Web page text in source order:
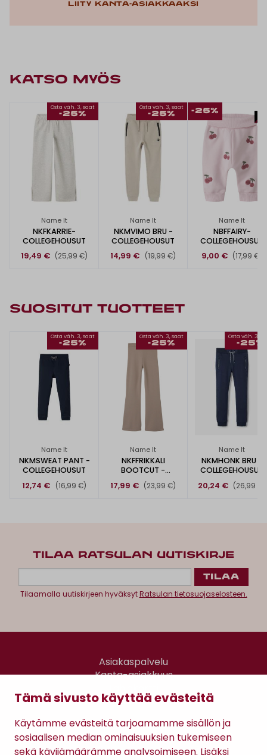
Tämä sivusto käyttää evästeitä
Käytämme evästeitä tarjoamamme sisällön ja
sosiaalisen median ominaisuuksien tukemiseen
sekä kävijämäärämme analysoimiseen. Lisäksi
Liity kanta-asiakkaaksi
KATSO MYÖS
Osta väh. 3, saat
-25%
Name It
NKFKARRIE-
COLLEGEHOUSUT
19,49 € (25,99 €)
Osta väh. 3, saat
-25%
Name It
NKMVIMO BRU -
COLLEGEHOUSUT
14,99 €
(19,99 €)
-25%
Name It
NBFFAIRY-
COLLEGEHOUSUT
9,00 € (17,99 €)
SUOSITUT TUOTTEET
Osta väh. 3, saat
-25%
Name It
NKMSWEAT PANT -
COLLEGEHOUSUT
12,74 €
(16,99 €)
Osta väh. 3, saat
-25%
Name It
NKFFRIKKALI
BOOTCUT -
HOUSUT
17,99 € (23,99 €)
Osta väh. 3,
-25%
Name It
NKMHONK BRU -
COLLEGEHOUSUT
20,24 € (26,99 €)
TILAA RATSULAN UUTISKIRJE
Tilaamalla uutiskirjeen hyväksytRatsulan tietosuojaselosteen.
Asiakaspalvelu
Kanta-asiakkuus
Gomee Ratsula Café
Sopimusehdot
Tietosuojaseloste
Maksutavat